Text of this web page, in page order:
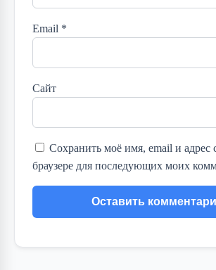
Email *
Сайт
Сохранить моё имя, email и адрес
браузере для последующих моих